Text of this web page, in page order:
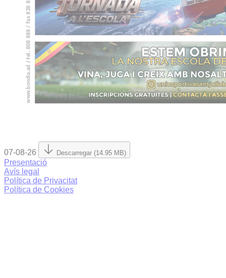
07-08-26 Descarregar (14.95 MB)
Presentació
Avís legal
Política de Privacitat
Política de Cookies